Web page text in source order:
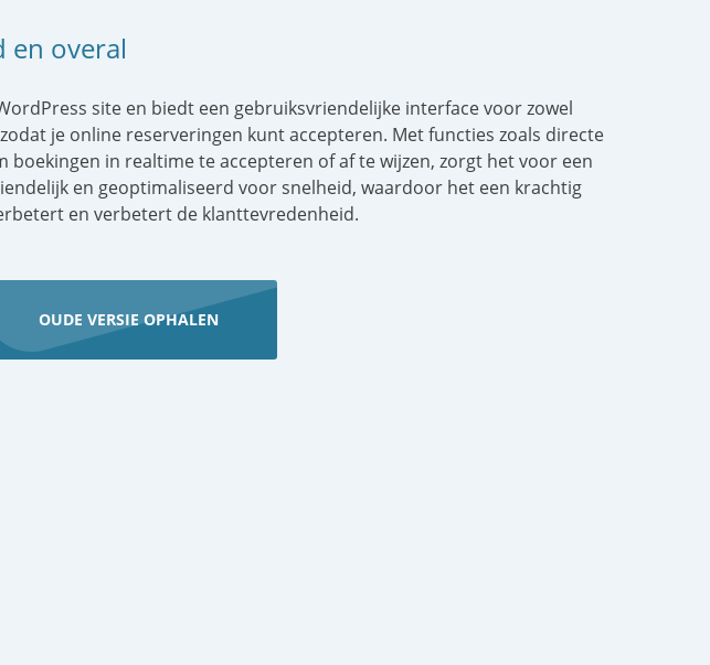
en overal
site en biedt een gebruiksvriendelijke interface voor zowel
je online reserveringen kunt accepteren. Met functies zoals directe
in realtime te accepteren of af te wijzen, zorgt het voor een
en geoptimaliseerd voor snelheid, waardoor het een krachtig
en verbetert de klanttevredenheid.
OUDE VERSIE OPHALEN